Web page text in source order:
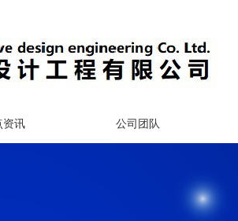
资讯 公司团队